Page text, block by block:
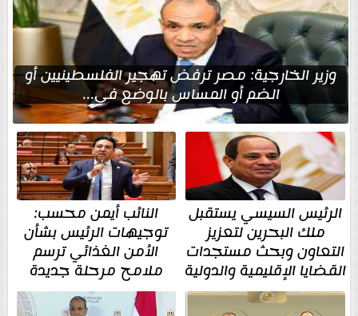
وزير الخارجية: مصر ترفض تهجير الفلسطينيين أو
الضم أو المساس بالوضع في...
الرئيس السيسي يستقبل
ملك البحرين لتعزيز
التعاون وبحث مستجدات
القضايا الإقليمية والدولية
النائب أيمن محسب:
توجيهات الرئيس بشأن
الأمن الغذائي ترسم
ملامح مرحلة جديدة